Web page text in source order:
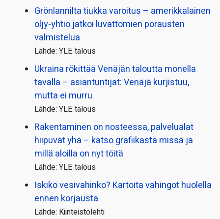
Grönlannilta tiukka varoitus – amerikkalainen
öljy-yhtiö jatkoi luvattomien porausten
valmistelua
Lähde: YLE talous
Ukraina rökittää Venäjän taloutta monella
tavalla – asiantuntijat: Venäjä kurjistuu,
mutta ei murru
Lähde: YLE talous
Rakentaminen on nosteessa, palvelualat
hiipuvat yhä – katso grafiikasta missä ja
millä aloilla on nyt töitä
Lähde: YLE talous
Iskikö vesivahinko? Kartoita vahingot huolella
ennen korjausta
Lähde: Kiinteistölehti